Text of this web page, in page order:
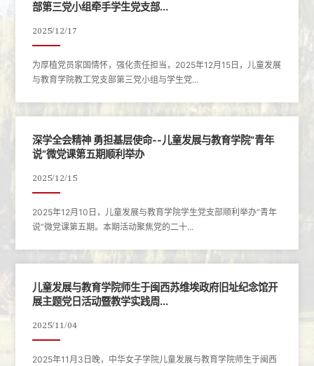
部第三党小组牵手学生党支部...
2025/12/17
为厚植党员家国情怀，强化责任担当，2025年12月15日，儿童发展
与教育学院教工党支部第三党小组与学生党...
深学全会精神 勇担基层使命--儿童发展与教育学院“青年
说”微党课第五期顺利举办
2025/12/15
2025年12月10日，儿童发展与教育学院学生党支部顺利举办“青年
说”微党课第五期。本期活动聚焦党的二十...
儿童发展与教育学院师生于闽西苏维埃政府旧址纪念馆开
展主题党日活动暨教学实践周...
2025/11/04
2025年11月3日晚，中华女子学院儿童发展与教育学院师生于闽西